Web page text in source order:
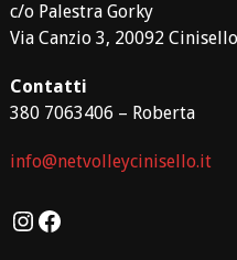
c/o Palestra Gorky
Via Canzio 3, 20092
Contatti
380 7063406 – Roberta
info@netvolleycinisello.it
Instagram
Facebook